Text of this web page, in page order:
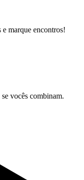
e marque encontros!
vocês combinam.